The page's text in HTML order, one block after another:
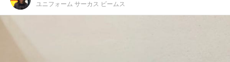
ユニフォーム サーカス ビームス